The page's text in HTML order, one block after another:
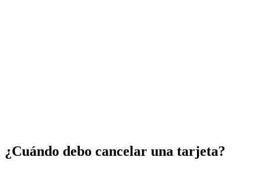
¿Cuándo debo cancelar una tarjeta?